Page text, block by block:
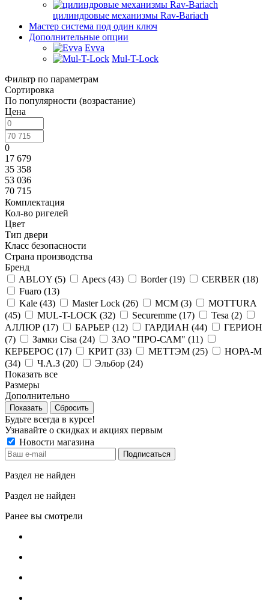
цилиндровые механизмы Rav-Bariach
Мастер система под один ключ
Дополнительные опции
Evva
Mul-T-Lock
Фильтр по параметрам
Сортировка
По популярности (возрастание)
Цена
0
17 679
35 358
53 036
70 715
Комплектация
Кол-во ригелей
Цвет
Тип двери
Класс безопасности
Страна производства
Бренд
ABLOY (5) Apecs (43) Border (19) CERBER (18)
Fuaro (13)
Kale (43) Master Lock (26) MCM (3)
MOTTURA
(45) MUL-T-LOCK (32) Securemme (17) Tesa (2)
АЛЛЮР (17) БАРЬЕР (12) ГАРДИАН (44)
ГЕРИОН
(7) Замки Cisa (24) ЗАО "ПРО-САМ" (11)
КЕРБЕРОС (17) КРИТ (33) МЕТТЭМ (25)
НОРА-М
(34) Ч.А.З (20) Эльбор (24)
Показать все
Размеры
Дополнительно
Сбросить
Будьте всегда в курсе!
Узнавайте о скидках и акциях первым
Новости магазина
Раздел не найден
Раздел не найден
Ранее вы смотрели